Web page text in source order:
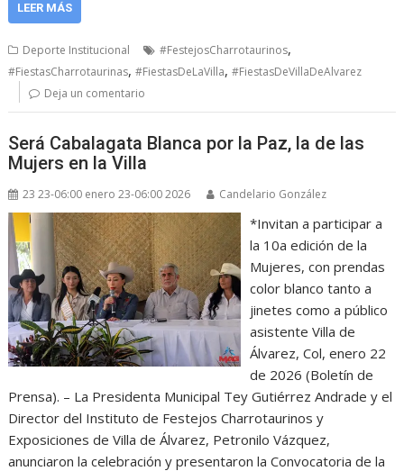
LEER MÁS
Deporte Institucional #FestejosCharrotaurinos,
#FiestasCharrotaurinas,#FiestasDeLaVilla,#FiestasDeVillaDeAlvarez
Deja un comentario
Será Cabalagata Blanca por la Paz, la de las
Mujers en la Villa
23 23-06:00 enero 23-06:00 2026 Candelario González
*Invitan a participar a
la 10a edición de la
Mujeres, con prendas
color blanco tanto a
jinetes como a público
asistente Villa de
Álvarez, Col, enero 22
de 2026 (Boletín de
Prensa). – La Presidenta Municipal Tey Gutiérrez Andrade y el
Director del Instituto de Festejos Charrotaurinos y
Exposiciones de Villa de Álvarez, Petronilo Vázquez,
anunciaron la celebración y presentaron la Convocatoria de la